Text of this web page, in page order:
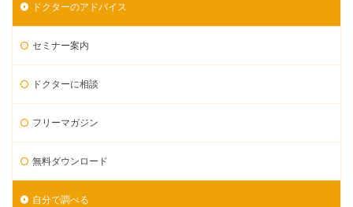
ドクターのアドバイス
セミナー案内
ドクターに相談
フリーマガジン
無料ダウンロード
自分で調べる